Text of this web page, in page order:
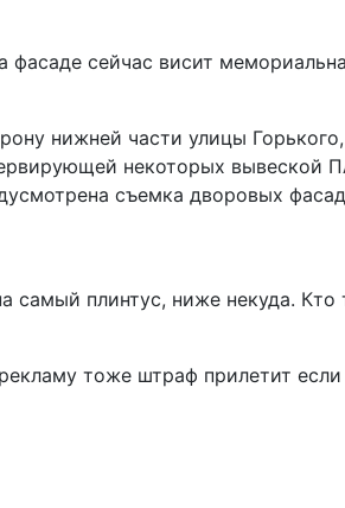
сейчас висит
нижней части улицы
некоторых
съемка дворовых
самый плинтус, ниже некуда. Кто
тоже штраф прилетит